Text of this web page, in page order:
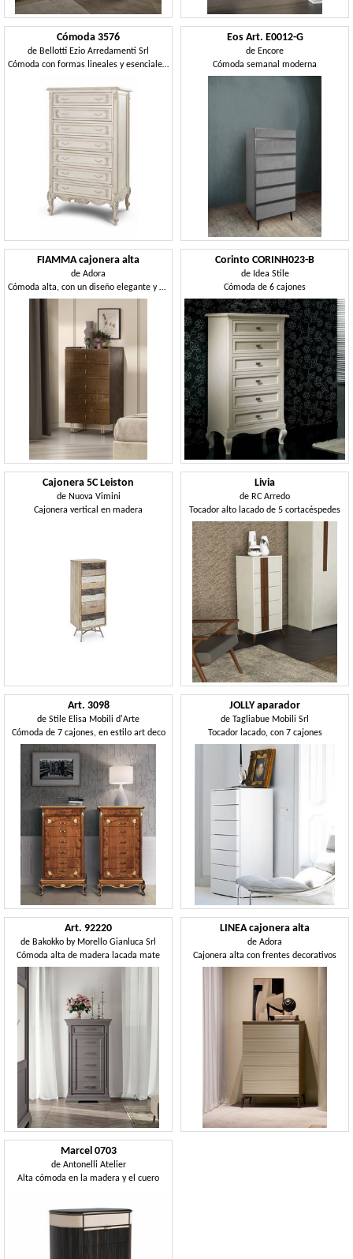
Cómoda 3576
de Bellotti Ezio Arredamenti Srl
Cómoda con formas lineales y esenciales, estilo clásico.
Eos Art. E0012-G
de Encore
Cómoda semanal moderna
FIAMMA cajonera alta
de Adora
Cómoda alta, con un diseño elegante y actual
Corinto CORINH023-B
de Idea Stile
Cómoda de 6 cajones
Cajonera 5C Leiston
de Nuova Vimini
Cajonera vertical en madera
Livia
de RC Arredo
Tocador alto lacado de 5 cortacéspedes
Art. 3098
de Stile Elisa Mobili d'Arte
Cómoda de 7 cajones, en estilo art deco
JOLLY aparador
de Tagliabue Mobili Srl
Tocador lacado, con 7 cajones
Art. 92220
de Bakokko by Morello Gianluca Srl
Cómoda alta de madera lacada mate
LINEA cajonera alta
de Adora
Cajonera alta con frentes decorativos
Marcel 0703
de Antonelli Atelier
Alta cómoda en la madera y el cuero